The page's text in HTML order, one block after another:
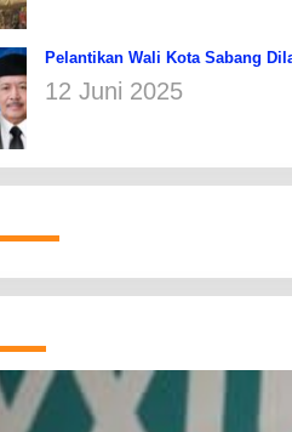
Pelantikan Wali Kota Sabang
12 Juni 2025